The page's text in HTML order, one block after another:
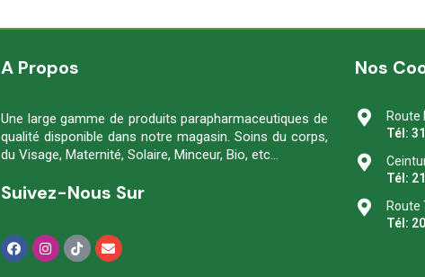
A Propos
Une large gamme de produits parapharmaceutiques de
qualité disponible dans notre magasin. Soins du corps,
du Visage, Maternité, Solaire, Minceur, Bio, etc…
Suivez-Nous Sur
Nos
Route
Tél:
Tél:
Route
Tél: